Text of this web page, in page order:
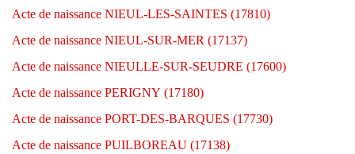
Acte de naissance NIEUL-LES-SAINTES (17810)
Acte de naissance NIEUL-SUR-MER (17137)
Acte de naissance NIEULLE-SUR-SEUDRE (17600)
Acte de naissance PERIGNY (17180)
Acte de naissance PORT-DES-BARQUES (17730)
Acte de naissance PUILBOREAU (17138)